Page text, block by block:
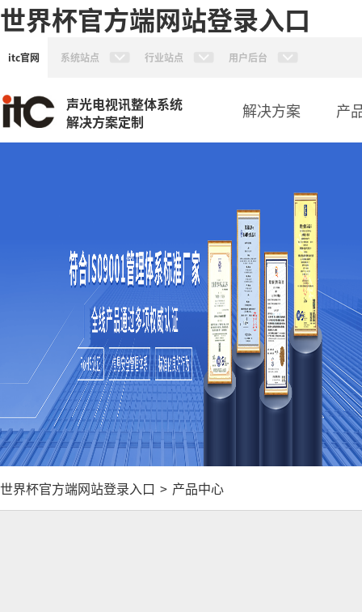
世界杯官方端网站登录入口
itc官网 系统站点 行业站点 用户后台
声光电视讯整体系统
解决方案定制
解决方案 产
世界杯官方端网站登录入口 > 产品中心